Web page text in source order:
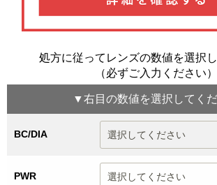
処方に従ってレンズの数値を選択
（必ずご入力ください）
▼右目 の数値を選択してく
BC/DIA
PWR